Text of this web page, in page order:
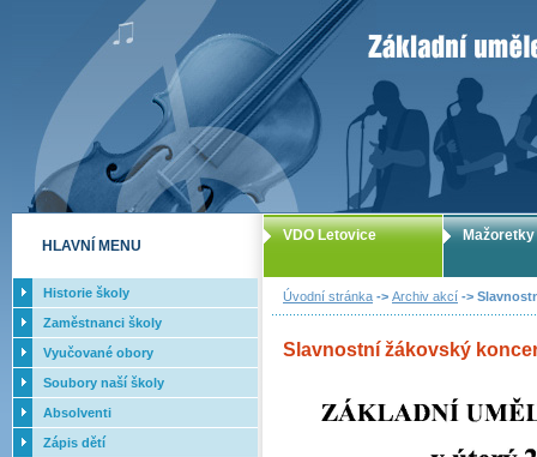
ZUŠ Letovice
Úvodní stránka -> Archiv akcí ->
Slavnostní žákovský
VDO Letovice Mažoretky
HLAVNÍ MENU
Historie školy
Zaměstnanci školy
Vyučované obory
Soubory naší školy
Absolventi
Zápis dětí